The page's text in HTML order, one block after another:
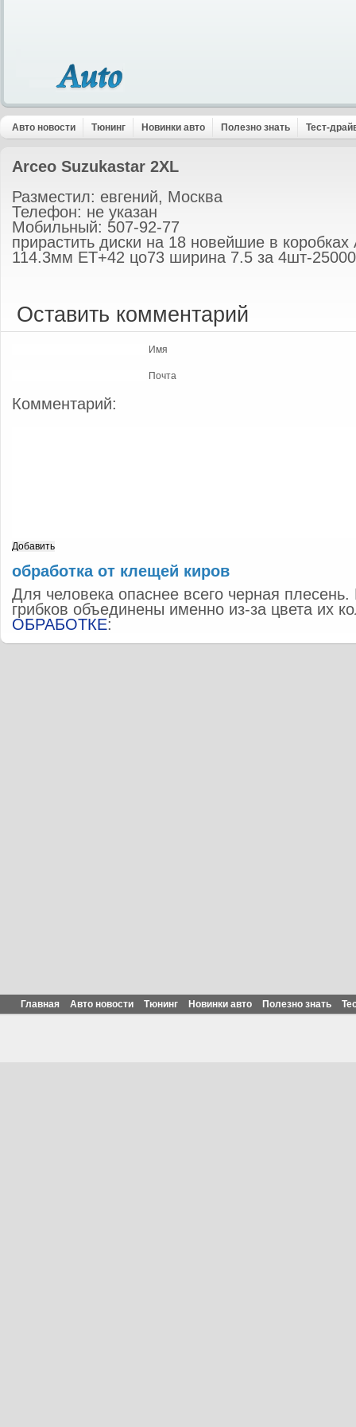
Авто новости Тюнинг Новинки авто Полезно знать Тест-
Arceo Suzukastar 2XL
Разместил: евгений, Москва
Телефон: не указан
Мобильный: 507-92-77
прирастить диски на 18 новейшие в
114.3мм ЕТ+42 цо73 ширина 7.5 за 4шт-
Оставить комментарий
Имя
Почта
Комментарий:
обработка от клещей киров
Для человека опаснее всего черная
грибков объединены именно из-за цвета их
ОБРАБОТКЕ:
Главная Авто новости Тюнинг Новинки авто Полезно знать